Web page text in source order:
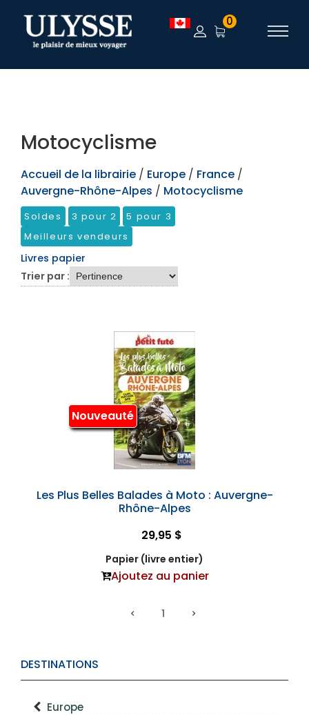
TEST 0
DESTINATIONS
Europe
Motocyclisme
Accueil de la librairie / Europe / France /
Auvergne-Rhône-Alpes / Motocyclisme
Soldes 3 pour 2
5 pour 3
Meilleurs vendeurs
Livres papier
Trier par :
Nouveauté
Les Plus Belles Balades à Moto : Auvergne-
Rhône-Alpes
29,95 $
Papier (livre entier)
Ajoutez au panier
1